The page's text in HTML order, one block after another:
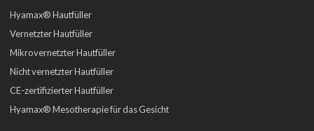
Hyamax® Hautfüller
Vernetzter Hautfüller
Mikrovernetzter Hautfüller
Nicht vernetzter Hautfüller
CE-zertifizierter Hautfüller
Hyamax® Mesotherapie für das Gesicht